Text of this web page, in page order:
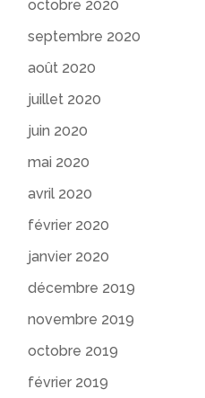
octobre 2020
septembre 2020
août 2020
juillet 2020
juin 2020
mai 2020
avril 2020
février 2020
janvier 2020
décembre 2019
novembre 2019
octobre 2019
février 2019